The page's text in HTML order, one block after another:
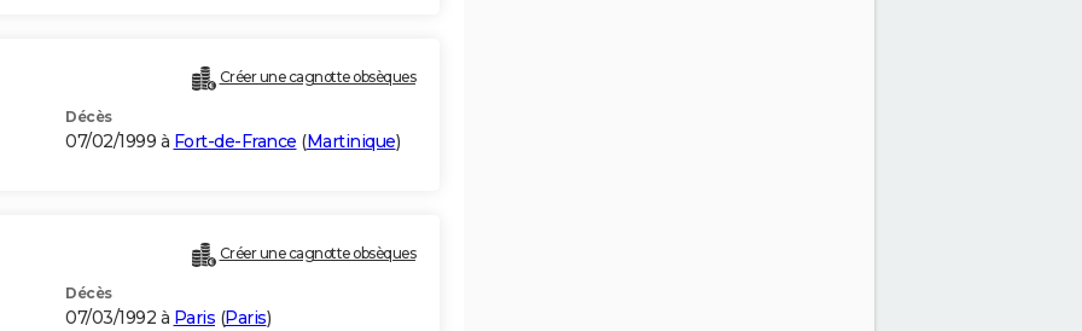
Créer une cagnotte obsèques
Décès
07/02/1999 à Fort-de-France (Martinique)
Créer une cagnotte obsèques
Décès
07/03/1992 à Paris (Paris)